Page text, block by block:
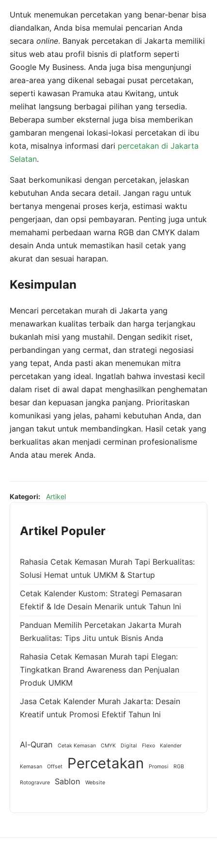
Untuk menemukan percetakan yang benar-benar bisa
diandalkan, Anda bisa memulai pencarian Anda
secara online. Banyak percetakan di Jakarta memiliki
situs web atau profil bisnis di platform seperti
Google My Business. Anda juga bisa mengunjungi
area-area yang dikenal sebagai pusat percetakan,
seperti kawasan Pramuka atau Kwitang, untuk
melihat langsung berbagai pilihan yang tersedia.
Beberapa sumber eksternal juga bisa memberikan
gambaran mengenai lokasi-lokasi percetakan di ibu
kota, misalnya informasi dari percetakan di Jakarta
Selatan.
Saat berkomunikasi dengan percetakan, jelaskan
kebutuhan Anda secara detail. Jangan ragu untuk
bertanya mengenai proses kerja, estimasi waktu
pengerjaan, dan opsi pembayaran. Penting juga untuk
memahami perbedaan warna RGB dan CMYK dalam
desain Anda untuk memastikan hasil cetak yang
akurat dan sesuai harapan.
Kesimpulan
Mencari percetakan murah di Jakarta yang
menawarkan kualitas terbaik dan harga terjangkau
bukanlah misi yang mustahil. Dengan sedikit riset,
perbandingan yang cermat, dan strategi negosiasi
yang tepat, Anda pasti akan menemukan mitra
percetakan yang ideal. Ingatlah bahwa investasi kecil
dalam riset di awal dapat menghasilkan penghematan
besar dan kepuasan jangka panjang. Prioritaskan
komunikasi yang jelas, pahami kebutuhan Anda, dan
jangan takut untuk membandingkan. Hasil cetak yang
berkualitas akan menjadi cerminan profesionalisme
Anda atau merek Anda.
Kategori: Artikel
Artikel Populer
Rahasia Cetak Kemasan Murah Tapi Berkualitas:
Solusi Hemat untuk UMKM & Startup
Cetak Kalender Kustom: Strategi Pemasaran
Efektif & Ide Desain Menarik untuk Tahun Ini
Panduan Memilih Percetakan Jakarta Murah
Berkualitas: Tips Jitu untuk Bisnis Anda
Rahasia Cetak Kemasan Murah tapi Elegan:
Tingkatkan Brand Awareness dan Penjualan
Produk UMKM
Jasa Cetak Kalender Murah Jakarta: Desain
Kreatif untuk Promosi Efektif Tahun Ini
Al-Quran Cetak Kemasan CMYK Digital Flexo Kalender
Kemasan Offset Percetakan Promosi RGB
Rotogravure Sablon Website